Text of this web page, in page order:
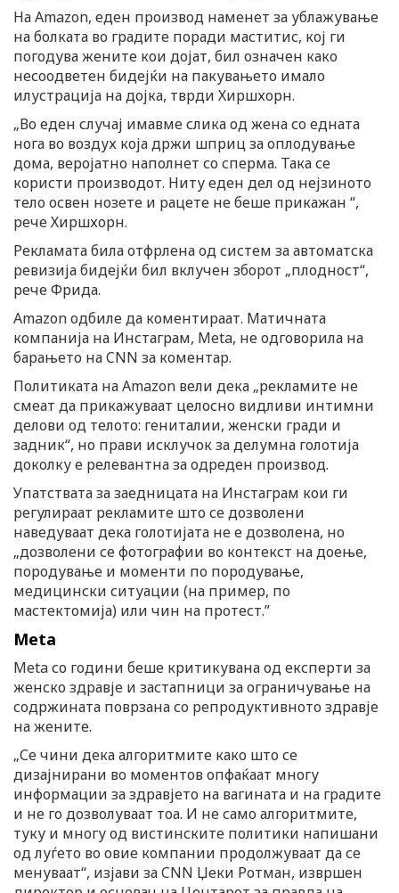
На Amazon, еден производ наменет за ублажување
на болката во градите поради маститис, кој ги
погодува жените кои дојат, бил означен како
несоодветен бидејќи на пакувањето имало
илустрација на дојка, тврди Хиршхорн.
„Во еден случај имавме слика од жена со едната
нога во воздух која држи шприц за оплодување
дома, веројатно наполнет со сперма. Така се
користи производот. Ниту еден дел од нејзиното
тело освен нозете и рацете не беше прикажан “,
рече Хиршхорн.
Рекламата била отфрлена од систем за автоматска
ревизија бидејќи бил вклучен зборот „плодност“,
рече Фрида.
Amazon одбиле да коментираат. Матичната
компанија на Инстаграм, Meta, не одговорила на
барањето на CNN за коментар.
Политиката на Amazon вели дека „рекламите не
смеат да прикажуваат целосно видливи интимни
делови од телото: гениталии, женски гради и
задник“, но прави исклучок за делумна голотија
доколку е релевантна за одреден производ.
Упатствата за заедницата на Инстаграм кои ги
регулираат рекламите што се дозволени
наведуваат дека голотијата не е дозволена, но
„дозволени се фотографии во контекст на доење,
породување и моменти по породување,
медицински ситуации (на пример, по
мастектомија) или чин на протест.”
Meta
Мeta со години беше критикувана од експерти за
женско здравје и застапници за ограничување на
содржината поврзана со репродуктивното здравје
на жените.
„Се чини дека алгоритмите како што се
дизајнирани во моментов опфаќаат многу
информации за здравјето на вагината и на градите
и не го дозволуваат тоа. И не само алгоритмите,
туку и многу од вистинските политики напишани
од луѓето во овие компании продолжуваат да се
менуваат“, изјави за CNN Џеки Ротман, извршен